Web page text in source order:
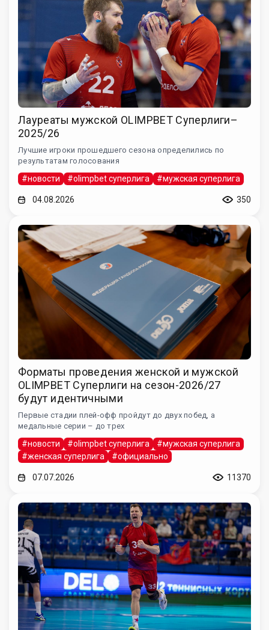
Лауреаты мужской OLIMPBET Суперлиги–
2025/26
Лучшие игроки прошедшего сезона определились по
результатам голосования
#новости #olimpbet суперлига #мужская суперлига
04.08.2026 350
Форматы проведения женской и мужской
OLIMPBET Суперлиги на сезон-2026/27
будут идентичными
Первые стадии плей-офф пройдут до двух побед, а
медальные серии – до трех
#новости #olimpbet суперлига
#мужская суперлига
#женская суперлига
#официально
07.07.2026 11370